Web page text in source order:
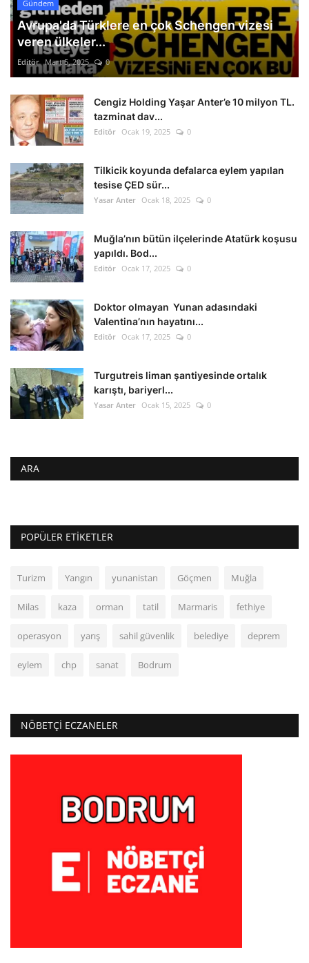
Gündem
Avrupa'da Türklere en çok Schengen vizesi
veren ülkeler...
Editör Mart 5, 2025 0
Cengiz Holding Yaşar Anter’e 10 milyon TL.
tazminat dav...
Editör Ocak 19, 2025 0
Tilkicik koyunda defalarca eylem yapılan
tesise ÇED sür...
Yasar Anter Ocak 18, 2025 0
Muğla’nın bütün ilçelerinde Atatürk koşusu
yapıldı. Bod...
Editör Ocak 17, 2025 0
Doktor olmayan Yunan adasındaki
Valentina’nın hayatını...
Editör Ocak 17, 2025 0
Turgutreis liman şantiyesinde ortalık
karıştı, bariyerl...
Yasar Anter Ocak 15, 2025 0
ARA
POPÜLER ETIKETLER
Turizm Yangın yunanistan Göçmen Muğla
Milas kaza orman tatil Marmaris fethiye
operasyon yarış sahil güvenlik belediye deprem
eylem chp sanat Bodrum
NÖBETÇI ECZANELER